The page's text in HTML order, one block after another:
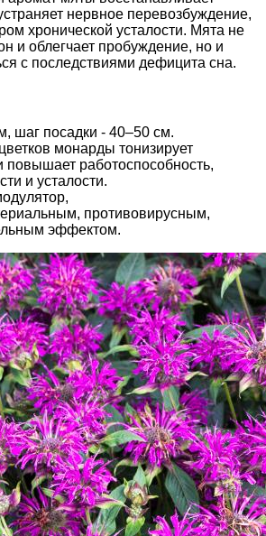
нервное перевозбуждение,
хронической усталости. Мята не
и облегчает пробуждение, но и
с последствиями дефицита сна.
шаг посадки - 40–50 см.
монарды тонизирует
повышает работоспособность,
и усталости.
противовирусным,
эффектом.